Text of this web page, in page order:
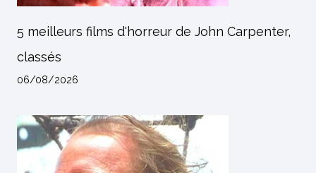
5 meilleurs films d'horreur de John Carpenter,
classés
06/08/2026